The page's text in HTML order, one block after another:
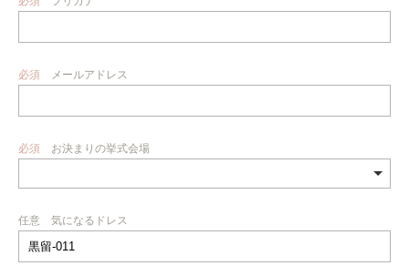
必須 メールアドレス
必須 お決まりの挙式会場
任意 気になるドレス